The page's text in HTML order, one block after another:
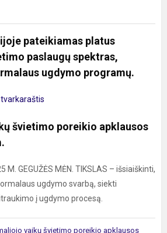
pateikiamas platus
paslaugų spektras,
ugdymo programų.
švietimo poreikio apklausos
M. GEGUŽĖS MĖN. TIKSLAS – išsiaiškinti,
ugdymo svarbą, siekti
į ugdymo procesą.
vaikų švietimo poreikio apklausos